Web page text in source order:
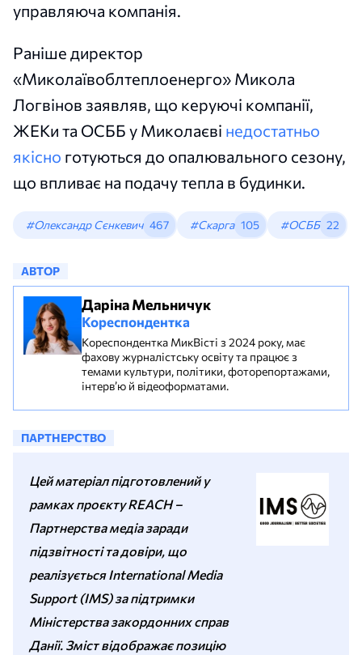
управляюча компанія.
Раніше директор
«Миколаївоблтеплоенерго» Микола
Логвінов заявляв, що керуючі компанії,
ЖЕКи та ОСББ у Миколаєві недостатньо
якісно готуються до опалювального сезону,
що впливає на подачу тепла в будинки.
#Олександр Сєнкевич 467 #Скарга 105 #ОСББ 22
АВТОР
Даріна Мельничук
Кореспондентка
Кореспондентка МикВісті з 2024 року, має
фахову журналістську освіту та працює з
темами культури, політики, фоторепортажами,
інтерв’ю й відеоформатами.
ПАРТНЕРСТВО
Цей матеріал підготовлений у
рамках проєкту REACH –
Партнерства медіа заради
підзвітності та довіри, що
реалізується International Media
Support (IMS) за підтримки
Міністерства закордонних справ
Данії. Зміст відображає позицію